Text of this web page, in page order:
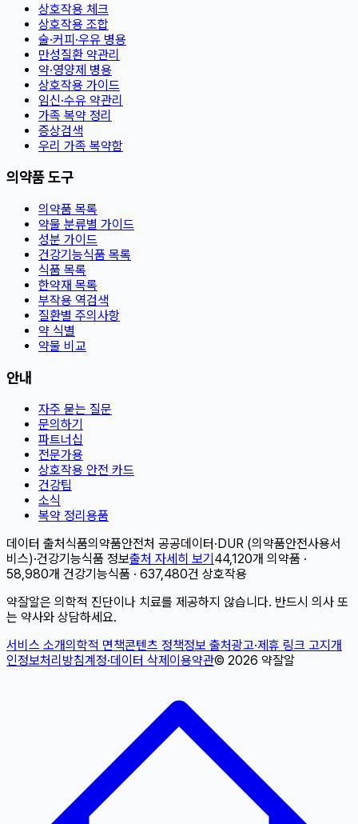
상호작용 체크
상호작용 조합
술·커피·우유 병용
만성질환 약관리
약·영양제 병용
상호작용 가이드
임신·수유 약관리
가족 복약 정리
증상검색
우리 가족 복약함
의약품 도구
의약품 목록
약물 분류별 가이드
성분 가이드
건강기능식품 목록
식품 목록
한약재 목록
부작용 역검색
질환별 주의사항
약 식별
약물 비교
안내
자주 묻는 질문
문의하기
파트너십
전문가용
상호작용 안전 카드
건강팁
소식
복약 정리용품
데이터 출처 식품의약품안전처 공공데이터 · DUR (의약품안전사용서
비스)·건강기능식품 정보출처 자세히 보기 44,120개 의약품 ·
58,980개 건강기능식품 · 637,480건 상호작용
약잘알은 의학적 진단이나 치료를 제공하지 않습니다. 반드시 의사 또
는 약사와 상담하세요.
서비스 소개의학적 면책콘텐츠 정책정보 출처광고·제휴 링크 고지 개
인정보처리방침계정·데이터 삭제 이용약관© 2026 약잘알